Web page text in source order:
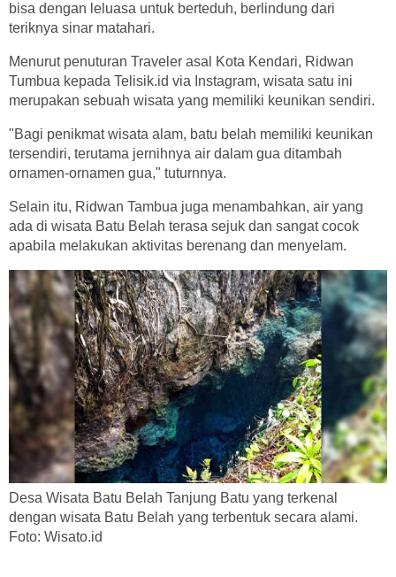
bisa dengan leluasa untuk berteduh, berlindung dari
teriknya sinar matahari.
Menurut penuturan Traveler asal Kota Kendari, Ridwan
Tumbua kepada Telisik.id via Instagram, wisata satu ini
merupakan sebuah wisata yang memiliki keunikan sendiri.
"Bagi penikmat wisata alam, batu belah memiliki keunikan
tersendiri, terutama jernihnya air dalam gua ditambah
ornamen-ornamen gua," tuturnnya.
Selain itu, Ridwan Tambua juga menambahkan, air yang
ada di wisata Batu Belah terasa sejuk dan sangat cocok
apabila melakukan aktivitas berenang dan menyelam.
Desa Wisata Batu Belah Tanjung Batu yang terkenal
dengan wisata Batu Belah yang terbentuk secara alami.
Foto: Wisato.id